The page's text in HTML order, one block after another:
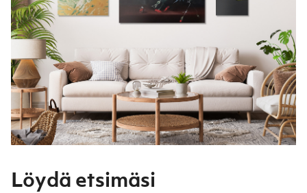
Löydä etsimäsi